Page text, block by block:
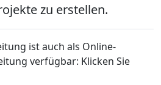
zu erstellen.
ist auch als Online-
verfügbar: Klicken Sie